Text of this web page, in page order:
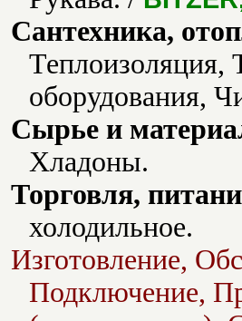
Сантехника,
Теплоизоляция,
оборудования,
Сырье и
Хладоны.
Торговля,
холодильное.
Изготовление,
Подключение,